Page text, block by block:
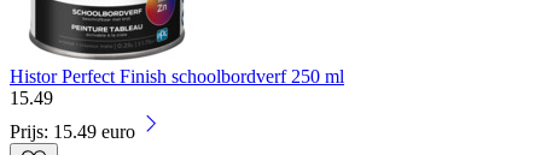
Histor Perfect Finish schoolbordverf 250 ml
15.49
Prijs: 15.49 euro